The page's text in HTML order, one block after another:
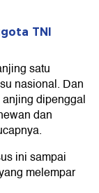
TNI
satu
nasional. Dan
dipenggal
dan
ini sampai
melempar